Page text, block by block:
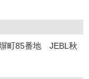
町85番地 JEBL秋